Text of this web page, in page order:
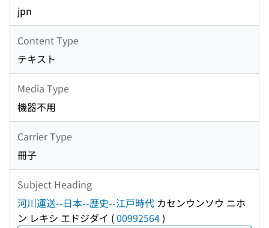
jpn
Content Type
テキスト
Media Type
機器不用
Carrier Type
冊子
Subject Heading
河川運送--日本--歴史--江戸時代 カセンウンソウ ニホ
ン レキシ エドジダイ (00992564)